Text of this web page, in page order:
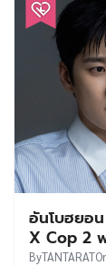
อันโบฮยอ
X Cop 2
ByTANTARAT